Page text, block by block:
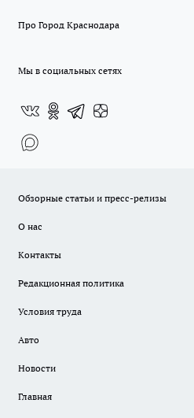
Про Город Краснодара
Мы в социальных сетях
Обзорные статьи и пресс-релизы
О нас
Контакты
Редакционная политика
Условия труда
Авто
Новости
Главная